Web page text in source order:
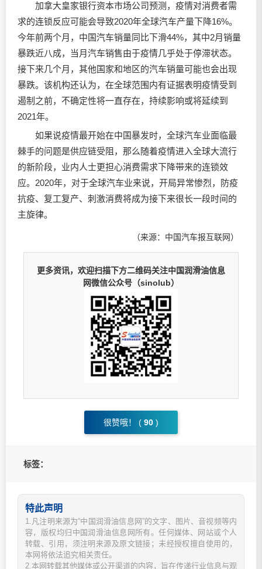
加拿大皇家银行资本市场公司预测，疫情对消费者需
求的连锁反应可能会导致2020年全球汽车产量下降16%。
今年前两个月，中国汽车销量同比下滑44%，其中2月销量
暴跌近八成，当月汽车销售由于疫情几乎处于停滞状态。
接下来几个月，其他国家和地区的汽车销量可能也会出现
暴跌。该机构还认为，在全球范围内有证据表明疫情受到
遏制之前，不确定性将一直存在，持续影响或将延续到
2021年。
如果说疫情最开始在中国暴发时，全球汽车业面临最
棘手的问题是供应链受阻，那么随着疫情进入全球大流行
的新阶段，业内人士更担心消费需求下降带来的连锁效
应。2020年，对于全球汽车业来说，开局异常惨烈，防疫
抗疫、复工复产、刺激消费将成为接下来很长一段时间的
主旋律。
（来源：中国汽车报互联网）
更多资讯，欢迎扫描下方二维码关注中国润滑油信息
网微信公众号（sinolub）
很赞哦！ ( 90 )
标签：
特此声明
1.凡注明来源为“中国润滑油信息网”的文字、图片、音视频等内
容，版权均归中国润滑油信息网所有。任何媒体、网站或个人
转载、引用，须注明来源及原文链接；未经授权擅自使用的，
本网将依法追究相关责任。
2.本网转载其他媒体或公开渠道的内容，旨在传递行业信息与观